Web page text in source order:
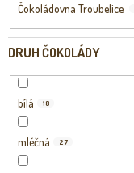
Čokoládovna Troubelice
DRUH ČOKOLÁDY
bílá 18
mléčná 27